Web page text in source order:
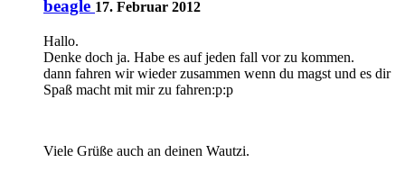
beagle 17. Februar 2012
Hallo.
Denke doch ja. Habe es auf jeden fall vor zu kommen.
dann fahren wir wieder zusammen wenn du magst und es dir
Spaß macht mit mir zu fahren:p:p
Viele Grüße auch an deinen Wautzi.